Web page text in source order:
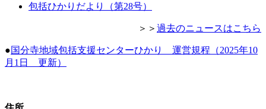
包括ひかりだより（第28号）
＞＞ 過去のニュースはこちら
●国分寺地域包括支援センターひかり 運営規程（2025年10
月1日 更新）